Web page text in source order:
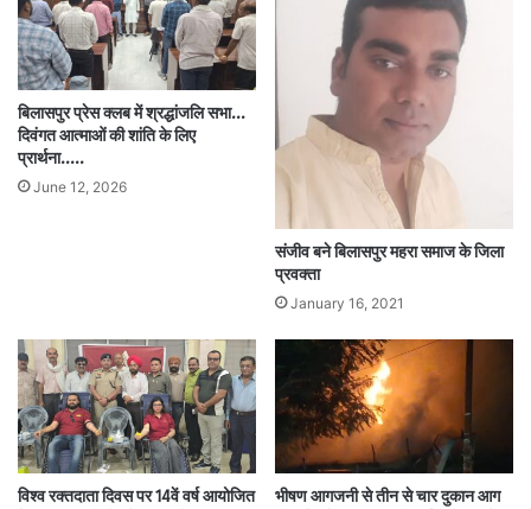
बिलासपुर प्रेस क्लब में श्रद्धांजलि सभा…
दिवंगत आत्माओं की शांति के लिए
प्रार्थना…..
June 12, 2026
संजीव बने बिलासपुर महरा समाज के जिला
प्रवक्ता
January 16, 2021
विश्व रक्तदाता दिवस पर 14वें वर्ष आयोजित
भीषण आगजनी से तीन से चार दुकान आग